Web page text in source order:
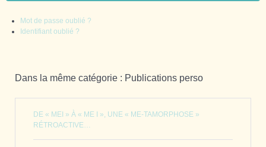
Mot de passe oublié ?
Identifiant oublié ?
Dans la même catégorie : Publications perso
DE « MEI » À « ME I », UNE « ME-TAMORPHOSE »
RÉTROACTIVE…